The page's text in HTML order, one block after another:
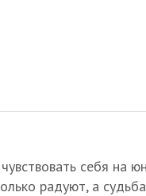
себя на
радуют, а